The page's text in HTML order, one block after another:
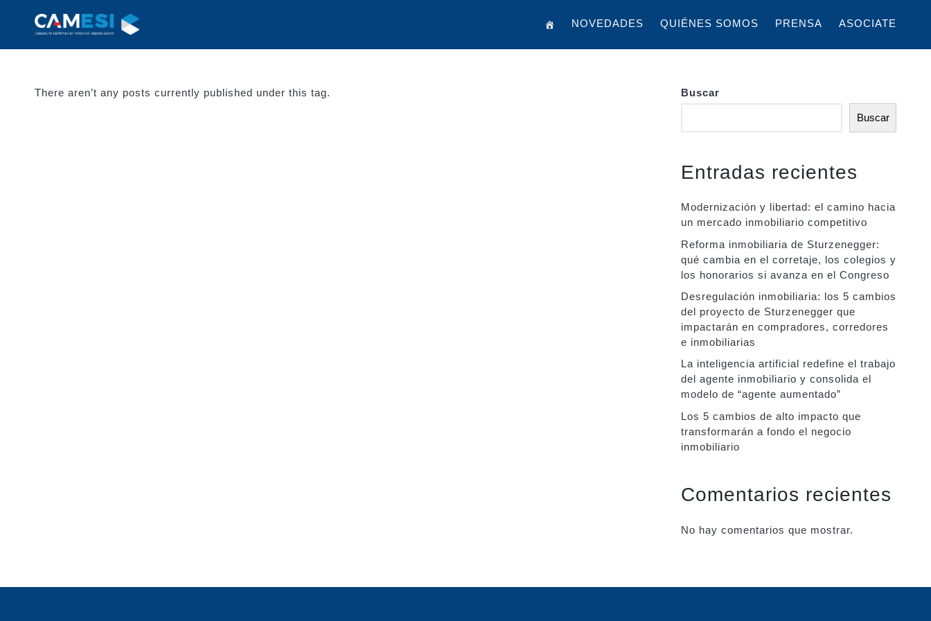
NOVEDADES QUIÉNES SOMOS PRENSA ASOCIATE
There aren’t any posts currently published under this tag. Buscar
Buscar
Entradas recientes
Modernización y libertad: el camino hacia
un mercado inmobiliario competitivo
Reforma inmobiliaria de Sturzenegger:
qué cambia en el corretaje, los colegios y
los honorarios si avanza en el Congreso
Desregulación inmobiliaria: los 5 cambios
del proyecto de Sturzenegger que
impactarán en compradores, corredores
e inmobiliarias
La inteligencia artificial redefine el trabajo
del agente inmobiliario y consolida el
modelo de “agente aumentado”
Los 5 cambios de alto impacto que
transformarán a fondo el negocio
inmobiliario
Comentarios recientes
No hay comentarios que mostrar.